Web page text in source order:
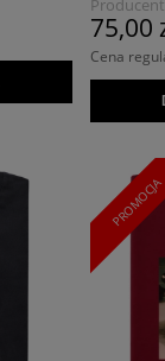
75,00
Cena
PROMOCJA